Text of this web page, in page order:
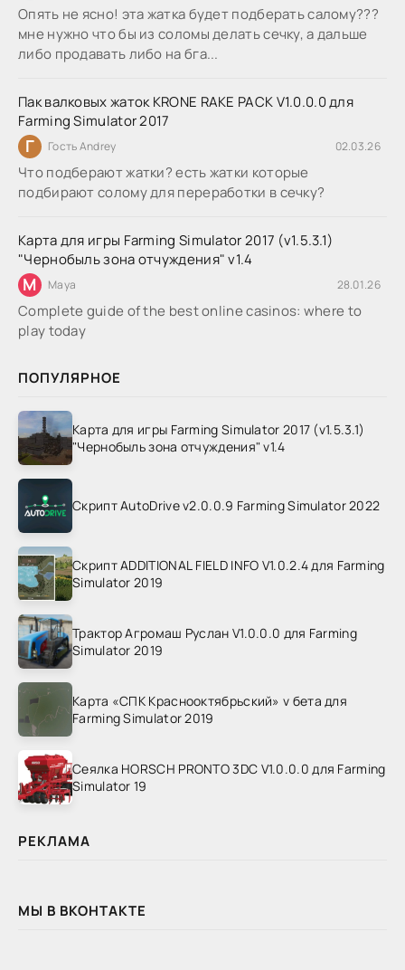
Опять не ясно! эта жатка будет подберать салому???
мне нужно что бы из соломы делать сечку, а дальше
либо продавать либо на бга...
Пак валковых жаток KRONE RAKE PACK V1.0.0.0 для
Farming Simulator 2017
Г Гость Andrey 02.03.26
Что подберают жатки? есть жатки которые
подбирают солому для переработки в сечку?
Карта для игры Farming Simulator 2017 (v1.5.3.1)
"Чернобыль зона отчуждения" v1.4
M Maya 28.01.26
Complete guide of the best online casinos: where to
play today
ПОПУЛЯРНОЕ
Карта для игры Farming Simulator 2017 (v1.5.3.1)
"Чернобыль зона отчуждения" v1.4
Скрипт AutoDrive v2.0.0.9 Farming Simulator 2022
Скрипт ADDITIONAL FIELD INFO V1.0.2.4 для Farming
Simulator 2019
Трактор Агромаш Руслан V1.0.0.0 для Farming
Simulator 2019
Карта «СПК Краснооктябрьский» v бета для
Farming Simulator 2019
Сеялка HORSCH PRONTO 3DC V1.0.0.0 для Farming
Simulator 19
РЕКЛАМА
МЫ В ВКОНТАКТЕ